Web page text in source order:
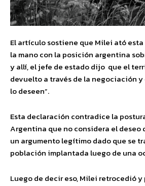
El artículo sostiene que Milei ató
la mano con la posición argentina
y allí, el jefe de estado dijo que el
devuelto a través de la negociación
lo deseen”.
Esta declaración contradice la
Argentina que no considera el deseo
un argumento legítimo dado que se
población implantada luego de una
Luego de decir eso, Milei retrocedió